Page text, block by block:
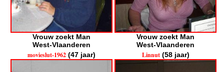
Vrouw zoekt Man
West-Vlaanderen
Vrouw zoekt Man
West-Vlaanderen
movieslut-1962 (47 jaar) Linnut(58 jaar)